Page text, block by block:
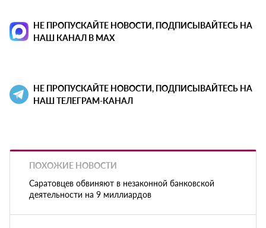
НЕ ПРОПУСКАЙТЕ НОВОСТИ, ПОДПИСЫВАЙТЕСЬ НА
НАШ КАНАЛ В MAX
НЕ ПРОПУСКАЙТЕ НОВОСТИ, ПОДПИСЫВАЙТЕСЬ НА
НАШ ТЕЛЕГРАМ-КАНАЛ
ПОХОЖИЕ НОВОСТИ
Саратовцев обвиняют в незаконной банковской
деятельности на 9 миллиардов